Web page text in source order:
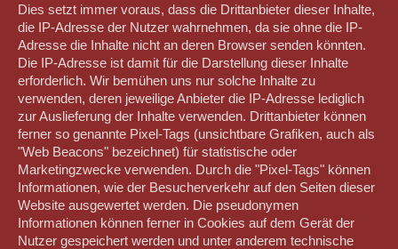
Dies setzt immer voraus, dass die Drittanbieter dieser Inhalte,
die IP-Adresse der Nutzer wahrnehmen, da sie ohne die IP-
Adresse die Inhalte nicht an deren Browser senden könnten.
Die IP-Adresse ist damit für die Darstellung dieser Inhalte
erforderlich. Wir bemühen uns nur solche Inhalte zu
verwenden, deren jeweilige Anbieter die IP-Adresse lediglich
zur Auslieferung der Inhalte verwenden. Drittanbieter können
ferner so genannte Pixel-Tags (unsichtbare Grafiken, auch als
"Web Beacons" bezeichnet) für statistische oder
Marketingzwecke verwenden. Durch die "Pixel-Tags" können
Informationen, wie der Besucherverkehr auf den Seiten dieser
Website ausgewertet werden. Die pseudonymen
Informationen können ferner in Cookies auf dem Gerät der
Nutzer gespeichert werden und unter anderem technische